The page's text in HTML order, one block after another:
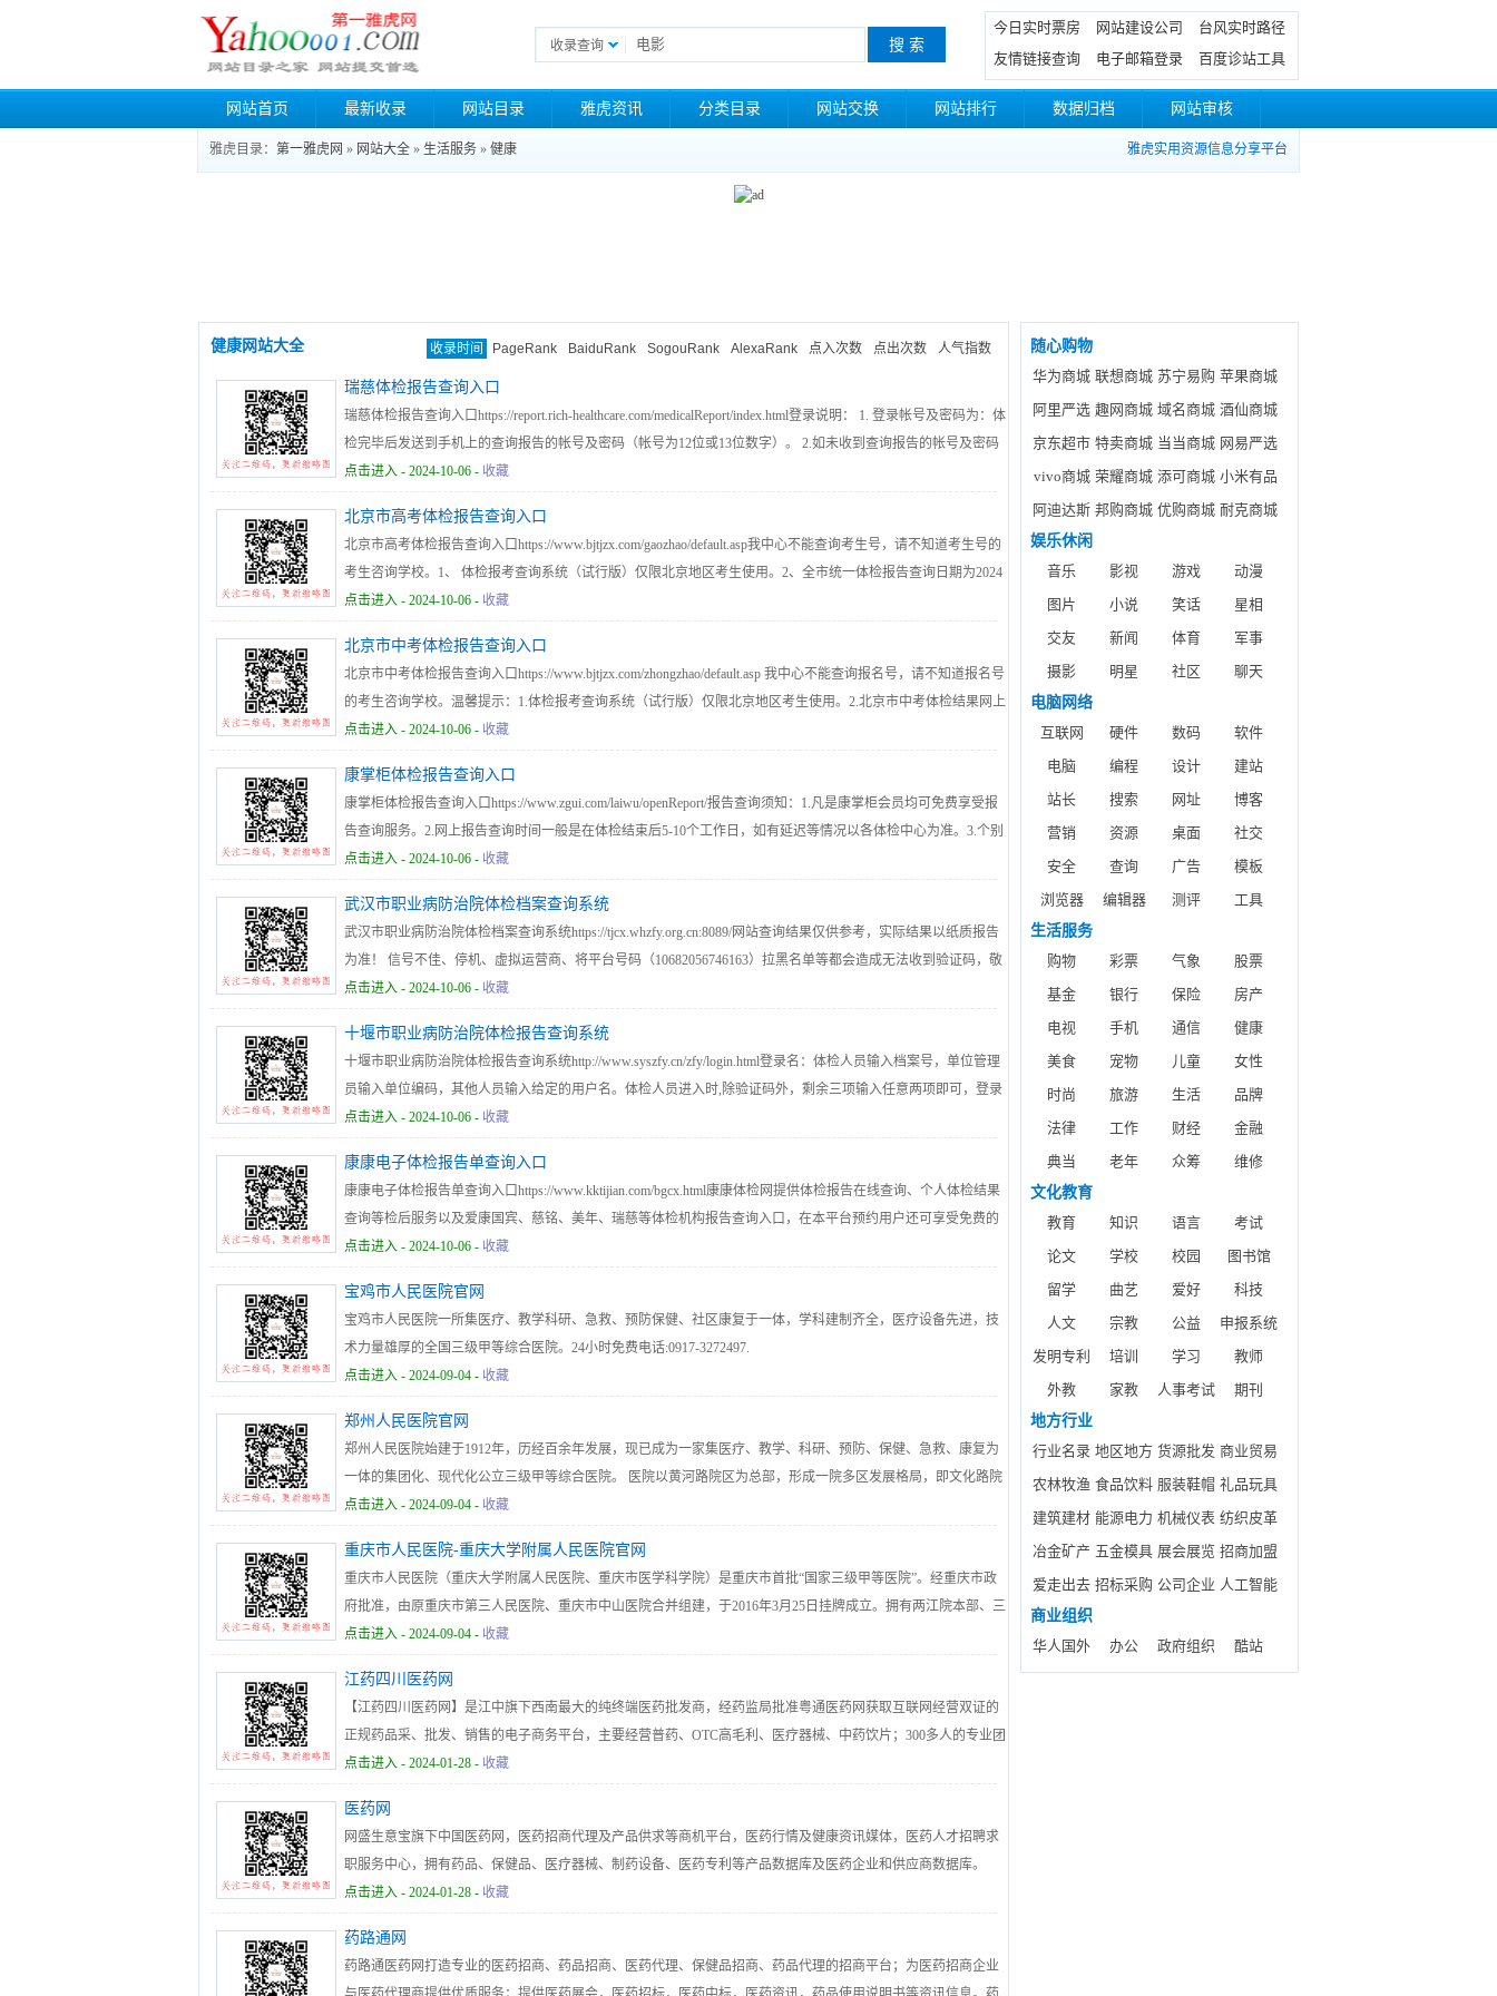
收录查询
今日实时票房 网站建设公司
台风实时路径
友情链接查询
电子邮箱登录 百度诊站工具
网站首页 最新收录 网站目录 雅虎资讯 分类目录 网站交换 网站排行 数据归档 网站审核
雅虎目录： 第一雅虎网 » 网站大全 » 生活服务 » 健康 雅虎实用资源信息分享平台
收录时间 PageRank BaiduRank SogouRank AlexaRank 点入次数 点出次数 人气指数
健康网站大全
瑞慈体检报告查询入口
瑞慈体检报告查询入口https://report.rich-healthcare.com/medicalReport/index.html登录说明： 1. 登录帐号及密码为：体
检完毕后发送到手机上的查询报告的帐号及密码（帐号为12位或13位数字）。 2.如未收到查询报告的帐号及密码
请致电4001688188，联系客服补发。
点击进入 - 2024-10-06 - 收藏
北京市高考体检报告查询入口
北京市高考体检报告查询入口https://www.bjtjzx.com/gaozhao/default.asp我中心不能查询考生号，请不知道考生号的
考生咨询学校。1、 体检报考查询系统（试行版）仅限北京地区考生使用。2、全市统一体检报告查询日期为2024
年5月20日至8月31日。3、 全市补检考生，体检报告查询日期为2024年6月20日至8月31日。
点击进入 - 2024-10-06 - 收藏
北京市中考体检报告查询入口
北京市中考体检报告查询入口https://www.bjtjzx.com/zhongzhao/default.asp 我中心不能查询报名号，请不知道报名号
的考生咨询学校。温馨提示：1.体检报考查询系统（试行版）仅限北京地区考生使用。2.北京市中考体检结果网上
查询时间为：2024年5月10日至5月31日。3.北京市中考体检补检结果查询时间为：2024年5月10日至5月31日。
点击进入 - 2024-10-06 - 收藏
康掌柜体检报告查询入口
康掌柜体检报告查询入口https://www.zgui.com/laiwu/openReport/报告查询须知：1.凡是康掌柜会员均可免费享受报
告查询服务。2.网上报告查询时间一般是在体检结束后5-10个工作日，如有延迟等情况以各体检中心为准。3.个别
体检中心未开通网上报告查询服务或需要提供纸质报告的，请您直接与体检中心联系，造成不便，敬请谅解。4.
医院体检中心纸质报告为准。
点击进入 - 2024-10-06 - 收藏
武汉市职业病防治院体检档案查询系统
武汉市职业病防治院体检档案查询系统https://tjcx.whzfy.org.cn:8089/网站查询结果仅供参考，实际结果以纸质报告
为准！ 信号不佳、停机、虚拟运营商、将平台号码（10682056746163）拉黑名单等都会造成无法收到验证码，敬
请谅解
点击进入 - 2024-10-06 - 收藏
十堰市职业病防治院体检报告查询系统
十堰市职业病防治院体检报告查询系统http://www.syszfy.cn/zfy/login.html登录名：体检人员输入档案号，单位管理
员输入单位编码，其他人员输入给定的用户名。体检人员进入时,除验证码外，剩余三项输入任意两项即可，登录
后请立即修改密码，密码忘记后可输入其它两项内容登录,然后设置新密码
点击进入 - 2024-10-06 - 收藏
康康电子体检报告单查询入口
康康电子体检报告单查询入口https://www.kktijian.com/bgcx.html康康体检网提供体检报告在线查询、个人体检结果
查询等检后服务以及爱康国宾、慈铭、美年、瑞慈等体检机构报告查询入口，在本平台预约用户还可享受免费的
报告解读、一对一的在线医生咨询服务
点击进入 - 2024-10-06 - 收藏
宝鸡市人民医院官网
宝鸡市人民医院一所集医疗、教学科研、急救、预防保健、社区康复于一体，学科建制齐全，医疗设备先进，技
术力量雄厚的全国三级甲等综合医院。24小时免费电话:0917-3272497.
点击进入 - 2024-09-04 - 收藏
郑州人民医院官网
郑州人民医院始建于1912年，历经百余年发展，现已成为一家集医疗、教学、科研、预防、保健、急救、康复为
一体的集团化、现代化公立三级甲等综合医院。 医院以黄河路院区为总部，形成一院多区发展格局，即文化路院
区、郑东院区、南部院区、北院区四个分院区及北林路社区卫生服务中心、紫辰路社区卫生服务中心等基层医疗
密合作，形成了集团化发展的分级诊疗体系。
点击进入 - 2024-09-04 - 收藏
重庆市人民医院-重庆大学附属人民医院官网
重庆市人民医院（重庆大学附属人民医院、重庆市医学科学院）是重庆市首批“国家三级甲等医院”。经重庆市政
府批准，由原重庆市第三人民医院、重庆市中山医院合并组建，于2016年3月25日挂牌成立。拥有两江院本部、三
院院区、中山院区（重庆市眼耳鼻咽喉科医院），以及独立区域的健康管理中心。2022年1月，重庆市医学科学院
点击进入 - 2024-09-04 - 收藏
江药四川医药网
【江药四川医药网】是江中旗下西南最大的纯终端医药批发商，经药监局批准粤通医药网获取互联网经营双证的
正规药品采、批发、销售的电子商务平台，主要经营普药、OTC高毛利、医疗器械、中药饮片；300多人的专业团
队为您的采购和销售，保驾护航，为您提供最有价值、质量最可靠、发票完整的医药服务；平台的三个百分百服
点击进入 - 2024-01-28 - 收藏
医药网
网盛生意宝旗下中国医药网，医药招商代理及产品供求等商机平台，医药行情及健康资讯媒体，医药人才招聘求
职服务中心，拥有药品、保健品、医疗器械、制药设备、医药专利等产品数据库及医药企业和供应商数据库。
点击进入 - 2024-01-28 - 收藏
药路通网
药路通医药网打造专业的医药招商、药品招商、医药代理、保健品招商、药品代理的招商平台；为医药招商企业
随心购物
华为商城 联想商城 苏宁易购 苹果商城
阿里严选 趣网商城 域名商城 酒仙商城
京东超市 特卖商城 当当商城 网易严选
vivo商城 荣耀商城 添可商城 小米有品
阿迪达斯 邦购商城 优购商城 耐克商城
娱乐休闲
音乐
影视 游戏
动漫
图片
小说 笑话
星相
交友
新闻 体育
军事
摄影
明星 社区
聊天
电脑网络
互联网
硬件 数码
软件
电脑
编程 设计
建站
站长
搜索 网址
博客
营销
资源 桌面
社交
安全
查询 广告
模板
浏览器
编辑器 测评
工具
生活服务
购物
彩票 气象
股票
基金
银行 保险
房产
电视
手机 通信
健康
美食
宠物 儿童
女性
时尚
旅游 生活
品牌
法律
工作 财经
金融
典当
老年 众筹
维修
文化教育
教育
知识 语言
考试
论文
学校 校园
图书馆
留学
曲艺 爱好
科技
人文
宗教 公益
申报系统
发明专利
培训 学习
教师
外教
家教 人事考试
期刊
地方行业
行业名录 地区地方 货源批发 商业贸易
农林牧渔 食品饮料 服装鞋帽 礼品玩具
建筑建材 能源电力 机械仪表 纺织皮革
冶金矿产 五金模具 展会展览 招商加盟
爱走出去 招标采购 公司企业 人工智能
商业组织
华人国外
办公 政府组织 酷站